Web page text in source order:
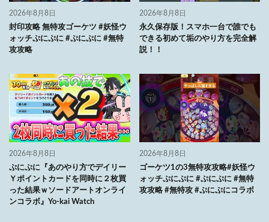
2026年8月8日
封印攻略 無特攻ゴーケツ #妖怪ウ
ォッチぷにぷに #ぷにぷに #無特
攻攻略
2026年8月8日
永久保存版！スマホ一台で誰でも
できる初めて垢のやり方を完全解
説！！
2026年8月8日
ぷにぷに『あのやり方でデイリー
Ｙポイントカードを同時に２枚買
った結果ｗソードアートオンライ
ンコラボ』Yo-kai Watch
2026年8月8日
ゴーケツ1の3無特攻攻略#妖怪ウ
ォッチぷにぷに #ぷにぷに #無特
攻攻略 #無特攻 #ぷにぷにコラボ